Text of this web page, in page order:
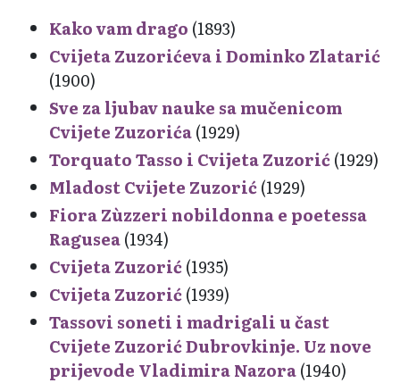
Kako vam drago (1893)
Cvijeta Zuzorićeva i Dominko Zlatarić
(1900)
Sve za ljubav nauke sa mučenicom
Cvijete Zuzorića(1929)
Torquato Tasso i Cvijeta Zuzorić(1929)
Mladost Cvijete Zuzorić(1929)
Fiora Zùzzeri nobildonna e poetessa
Ragusea(1934)
Cvijeta Zuzorić(1935)
Cvijeta Zuzorić(1939)
Tassovi soneti i madrigali u čast
Cvijete Zuzorić Dubrovkinje. Uz nove
prijevode Vladimira Nazora(1940)